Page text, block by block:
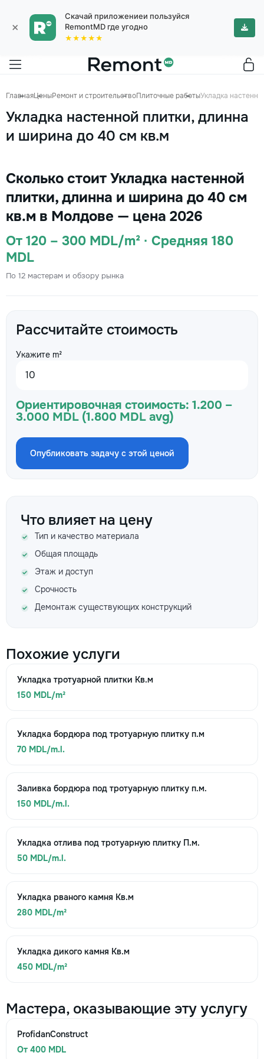
×
Скачай приложениеи пользуйся
RemontMD где угодно
★★★★★
ГлавнаяЦеныРемонт и строительствоПлиточные работыУкладка
Укладка настенной плитки, длинна
и ширина до 40 см кв.м
Сколько стоит Укладка настенной
плитки, длинна и ширина до 40 см
кв.м в Молдове — цена 2026
От 120 – 300 MDL/m² · Средняя 180
MDL
По 12 мастерам и обзору рынка
Рассчитайте стоимость
Укажите m²
Ориентировочная стоимость: 1.200 –
3.000 MDL (1.800 MDL avg)
Опубликовать задачу с этой ценой
Что влияет на цену
Тип и качество материала
Общая площадь
Этаж и доступ
Срочность
Демонтаж существующих конструкций
Похожие услуги
Укладка тротуарной плитки Кв.м
150 MDL/m²
Укладка бордюра под тротуарную плитку п.м
70 MDL/m.l.
Заливка бордюра под тротуарную плитку п.м.
150 MDL/m.l.
Укладка отлива под тротуарную плитку П.м.
50 MDL/m.l.
Укладка рваного камня Кв.м
280 MDL/m²
Укладка дикого камня Кв.м
450 MDL/m²
Мастера, оказывающие эту услугу
ProfidanConstruct
От 400 MDL